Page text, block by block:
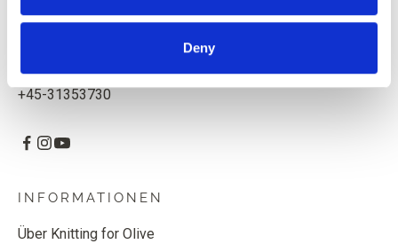
Deny
CVR: 39685000
Godthåbsvej 55, 2000 Frederiksberg, Dänemark
info@knittingforolive.dk
+45-31353730
INFORMATIONEN
Über Knitting for Olive